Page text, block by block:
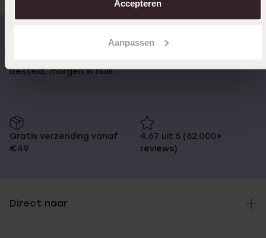
Accepteren
Aanpassen
besteld, morgen in huis
Gratis verzending vanaf
€49
4,67 uit 5 (82.000+
reviews)
Direct naar